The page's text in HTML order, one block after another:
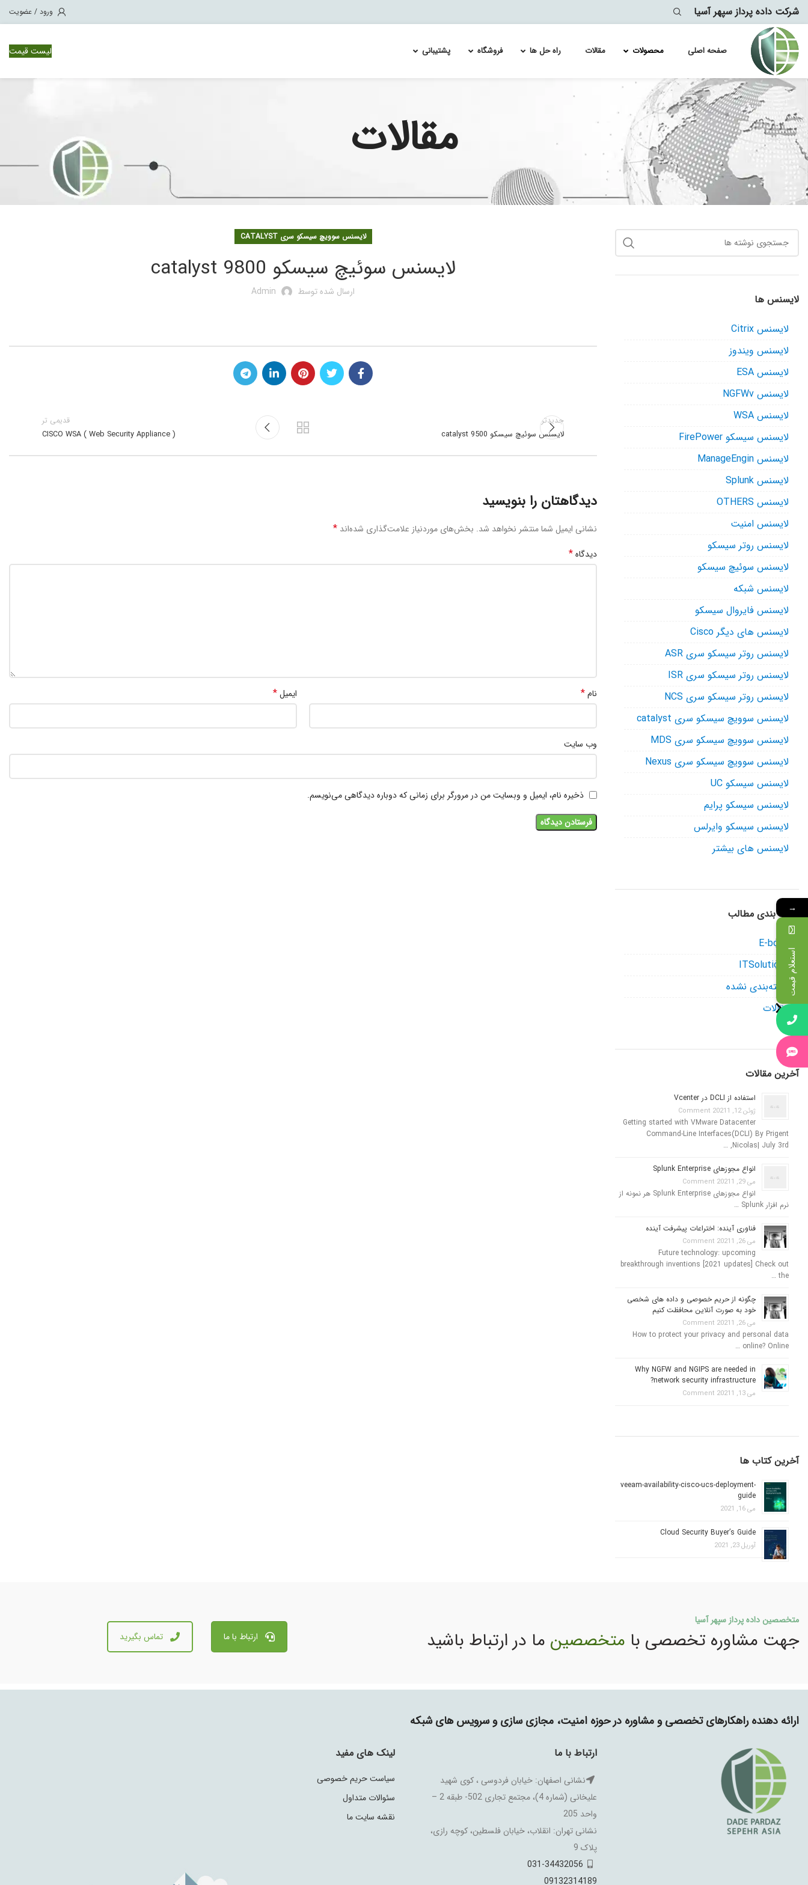
شرکت داده پرداز سپهر آسیا ورود / عضویت
صفحه اصلی محصولات
لایسنس سوئیچ سیسکو catalyst 6500
لایسنس سوئیچ سیسکو catalyst 9100
لایسنس سوئیچ سیسکو catalyst 9200
لایسنس سوئیچ سیسکو catalyst 9300
لایسنس سوئیچ سیسکو MDS 9700
لایسنس سویچ سیسکو MDS 9100
لایسنس سویچ سیسکو MDS 9200
مقالات راه حل ها
Re-Image and Update the Cisco FirePOWER Services Module
Splunk Enterprise Security & User Behavior Analytics
معماری اسپلانک
فروشگاه پشتیبانی لیست قیمت
مقالات
لایسنس سوویچ سیسکو سری CATALYST
لایسنس سوئیچ سیسکو catalyst 9800
ارسال شده توسط Admin
جدیدتر
لایسنس سوئیچ سیسکو catalyst 9500
قدیمی تر
CISCO WSA ( Web Security Appliance )
دیدگاهتان را بنویسید
نشانی ایمیل شما منتشر نخواهد شد. بخش‌های موردنیاز علامت‌گذاری شده‌اند *
دیدگاه*
نام* ایمیل*
وب‌ سایت
ذخیره نام، ایمیل و وبسایت من در مرورگر برای زمانی که دوباره دیدگاهی می‌نویسم.
لایسنس ها
لایسنس Citrix
لایسنس ویندوز
لایسنس ESA
لایسنس NGFWv
لایسنس WSA
لایسنس سیسکو FirePower
لایسنس ManageEngin
لایسنس Splunk
لایسنس OTHERS
لایسنس امنیت
لایسنس روتر سیسکو
لایسنس سوئیچ سیسکو
لایسنس شبکه
لایسنس فایروال سیسکو
لایسنس های دیگر Cisco
لایسنس روتر سیسکو سری ASR
لایسنس روتر سیسکو سری ISR
لایسنس روتر سیسکو سری NCS
لایسنس سوویچ سیسکو سری catalyst
لایسنس سوویچ سیسکو سری MDS
لایسنس سوویچ سیسکو سری Nexus
لایسنس سیسکو UC
لایسنس سیسکو پرایم
لایسنس سیسکو وایرلس
لایسنس های بیشتر
دسته بندی مطالب
E-book
ITSolutions
دسته‌بندی نشده
مقالات
آخرین مقالات
استفاده از DCLI در Vcenter
ژوئن 12, 2021 1 Comment
Getting started with VMware Datacenter
Command-Line Interfaces(DCLI) By Prigent
Nicolas| July 3rd, …
انواع مجوزهای Splunk Enterprise
می 29, 2021 1 Comment
انواع مجوزهای Splunk Enterprise هر نمونه از
نرم افزار Splunk …
فناوری آینده: اختراعات پیشرفت آینده
می 26, 2021 1 Comment
Future technology: upcoming
breakthrough inventions [2021 updates] Check out
the …
چگونه از حریم خصوصی و داده های شخصی
خود به صورت آنلاین محافظت کنیم
می 26, 2021 1 Comment
How to protect your privacy and personal data
online? Online …
Why NGFW and NGIPS are needed in
network security infrastructure?
می 13, 2021 1 Comment
آخرین کتاب ها
veeam-availability-cisco-ucs-deployment-
guide
می 16, 2021
Cloud Security Buyer’s Guide
آوریل 23, 2021
متخصصین داده پرداز سپهر آسیا
جهت مشاوره تخصصی با متخصصین ما در ارتباط باشید ارتباط با ما تماس بگیرید
ارائه دهنده راهکارهای تخصصی و مشاوره در حوزه امنیت، مجازی سازی و سرویس های شبکه
ارتباط با ما
نشانی اصفهان: خیابان فردوسی ، کوی شهید
علیخانی (شماره 4)، مجتمع تجاری 502- طبقه 2 –
واحد 205
نشانی تهران: انقلاب، خیابان فلسطین، کوچه رازی،
پلاک 9
031-34432056
09132314189
لینک های مفید
سیاست حریم خصوصی
سئوالات متداول
نقشه سایت ما
→
استعلام قیمت